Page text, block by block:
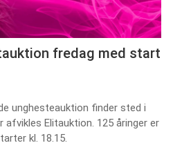
fredag med start
unghesteauktion finder sted i
afvikles Elitauktion. 125 åringer er
kl. 18.15.